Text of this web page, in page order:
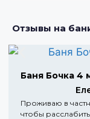
Отзывы на
Баня Бочка 4
Проживаю в
чтобы